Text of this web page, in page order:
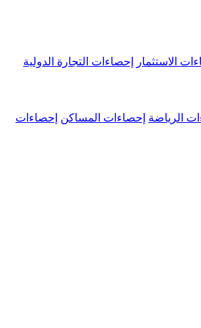
الاستثمار إحصاءات التجارة الدولية
الرياضة إحصاءات المساكن إحصاءات